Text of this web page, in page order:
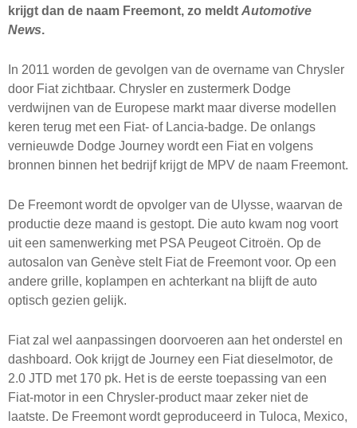
krijgt dan de naam Freemont, zo meldt Automotive
News.
In 2011 worden de gevolgen van de overname van Chrysler
door Fiat zichtbaar. Chrysler en zustermerk Dodge
verdwijnen van de Europese markt maar diverse modellen
keren terug met een Fiat- of Lancia-badge. De onlangs
vernieuwde Dodge Journey wordt een Fiat en volgens
bronnen binnen het bedrijf krijgt de MPV de naam Freemont.
De Freemont wordt de opvolger van de Ulysse, waarvan de
productie deze maand is gestopt. Die auto kwam nog voort
uit een samenwerking met PSA Peugeot Citroën. Op de
autosalon van Genève stelt Fiat de Freemont voor. Op een
andere grille, koplampen en achterkant na blijft de auto
optisch gezien gelijk.
Fiat zal wel aanpassingen doorvoeren aan het onderstel en
dashboard. Ook krijgt de Journey een Fiat dieselmotor, de
2.0 JTD met 170 pk. Het is de eerste toepassing van een
Fiat-motor in een Chrysler-product maar zeker niet de
laatste. De Freemont wordt geproduceerd in Tuloca, Mexico,